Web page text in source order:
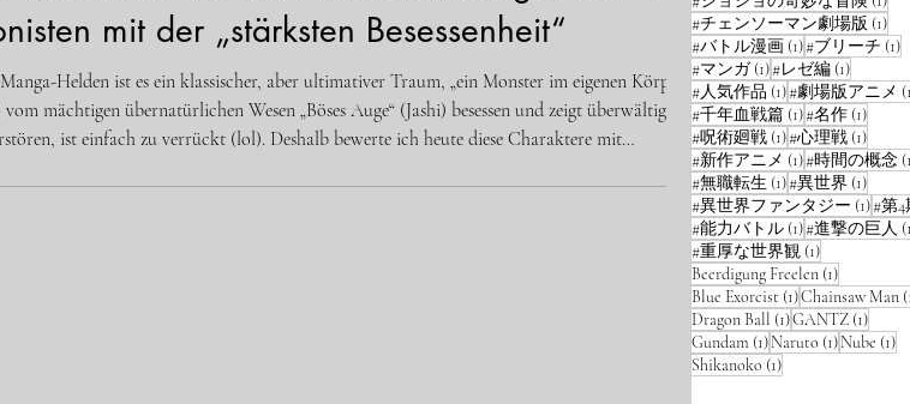
mit der „stärksten Besessenheit“
Helden ist es ein klassischer, aber ultimativer Traum, „ein Monster im eigenen Körper zu
ist einfach zu verrückt (lol). Deshalb bewerte ich heute diese Charaktere mit
#チェンソーマン劇場版 (1)1
#バトル漫画 (1)1 Beitrag
#ブリーチ (1)
#マンガ (1)1 Beitrag
#レゼ編 (1)1 Beitrag
#人気作品 (1)1 Beitrag
#劇場版アニメ
#千年血戦篇 (1)1 Beitrag
#名作 (1)1
#呪術廻戦 (1)1 Beitrag
#心理戦 (1)1
#新作アニメ (1)1 Beitrag
#時間の概念
#無職転生 (1)1 Beitrag
#異世界 (1)1
#異世界ファンタジー (1)1#第4
#能力バトル (1)1 Beitrag
#進撃の巨人
#重厚な世界観 (1)1 Beitrag
Beerdigung Freelen (1)1 Beitrag
Blue Exorcist (1)1 Beitrag
Chainsaw Man
Dragon Ball (1)1 Beitrag
GANTZ (1)1
Gundam (1)1 Beitrag
Naruto (1)1 Beitrag
Nube (1)1
Shikanoko (1)1 Beitrag